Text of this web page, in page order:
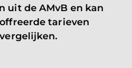
uit de AMvB en kan
tarieven